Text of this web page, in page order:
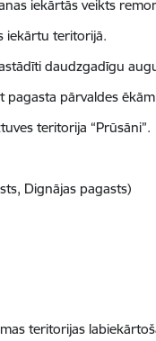
iekārtās veikts
iekārtu teritorijā.
daudzgadīgu
pagasta pārvaldes
teritorija “Prūsāni”.
Dignājas pagasts)
teritorijas